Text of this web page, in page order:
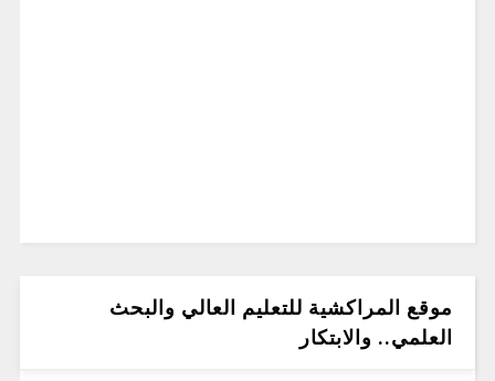
موقع المراكشية للتعليم العالي والبحث
العلمي.. والابتكار